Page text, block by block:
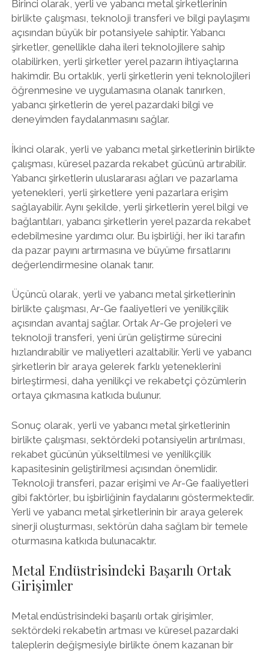
Birinci olarak, yerli ve yabancı metal şirketlerinin
birlikte çalışması, teknoloji transferi ve bilgi paylaşımı
açısından büyük bir potansiyele sahiptir. Yabancı
şirketler, genellikle daha ileri teknolojilere sahip
olabilirken, yerli şirketler yerel pazarın ihtiyaçlarına
hakimdir. Bu ortaklık, yerli şirketlerin yeni teknolojileri
öğrenmesine ve uygulamasına olanak tanırken,
yabancı şirketlerin de yerel pazardaki bilgi ve
deneyimden faydalanmasını sağlar.
İkinci olarak, yerli ve yabancı metal şirketlerinin birlikte
çalışması, küresel pazarda rekabet gücünü artırabilir.
Yabancı şirketlerin uluslararası ağları ve pazarlama
yetenekleri, yerli şirketlere yeni pazarlara erişim
sağlayabilir. Aynı şekilde, yerli şirketlerin yerel bilgi ve
bağlantıları, yabancı şirketlerin yerel pazarda rekabet
edebilmesine yardımcı olur. Bu işbirliği, her iki tarafın
da pazar payını artırmasına ve büyüme fırsatlarını
değerlendirmesine olanak tanır.
Üçüncü olarak, yerli ve yabancı metal şirketlerinin
birlikte çalışması, Ar-Ge faaliyetleri ve yenilikçilik
açısından avantaj sağlar. Ortak Ar-Ge projeleri ve
teknoloji transferi, yeni ürün geliştirme sürecini
hızlandırabilir ve maliyetleri azaltabilir. Yerli ve yabancı
şirketlerin bir araya gelerek farklı yeteneklerini
birleştirmesi, daha yenilikçi ve rekabetçi çözümlerin
ortaya çıkmasına katkıda bulunur.
Sonuç olarak, yerli ve yabancı metal şirketlerinin
birlikte çalışması, sektördeki potansiyelin artırılması,
rekabet gücünün yükseltilmesi ve yenilikçilik
kapasitesinin geliştirilmesi açısından önemlidir.
Teknoloji transferi, pazar erişimi ve Ar-Ge faaliyetleri
gibi faktörler, bu işbirliğinin faydalarını göstermektedir.
Yerli ve yabancı metal şirketlerinin bir araya gelerek
sinerji oluşturması, sektörün daha sağlam bir temele
oturmasına katkıda bulunacaktır.
Metal Endüstrisindeki Başarılı Ortak
Girişimler
Metal endüstrisindeki başarılı ortak girişimler,
sektördeki rekabetin artması ve küresel pazardaki
taleplerin değişmesiyle birlikte önem kazanan bir